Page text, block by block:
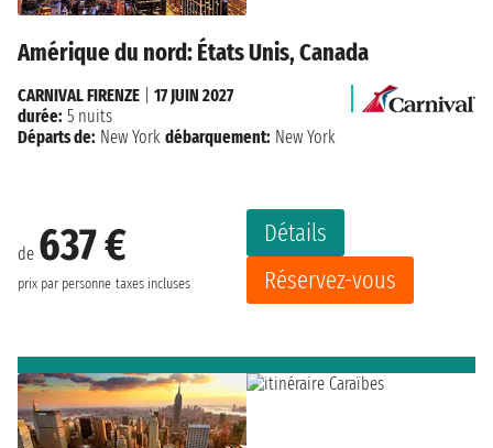
Amérique du nord: États Unis, Canada
de 637 €
prix par personne taxes incluses
Détails
Réservez-vous
CARNIVAL FIRENZE
17 JUIN 2027
durée: 5 nuits
Départs de: New York débarquement: New York